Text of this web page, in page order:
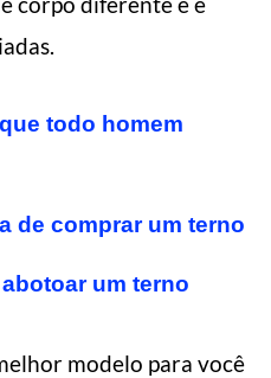
todo homem
de comprar um terno
um terno
modelo para você